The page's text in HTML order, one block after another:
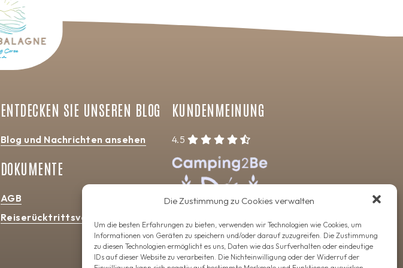
Die Zustimmung zu Cookies verwalten
Um die besten Erfahrungen zu bieten, verwenden wir Technologien wie Cookies, um
Informationen von Geräten zu speichern und/oder darauf zuzugreifen. Die Zustimmung
zu diesen Technologien ermöglicht es uns, Daten wie das Surfverhalten oder eindeutige
IDs auf dieser Website zu verarbeiten. Die Nichteinwilligung oder der Widerruf der
ENTDECKEN SIE UNSEREN BLOG
Blog und Nachrichten ansehen
DOKUMENTE
AGB
Reiserücktrittsversicherung
KUNDENMEINUNG
4.5